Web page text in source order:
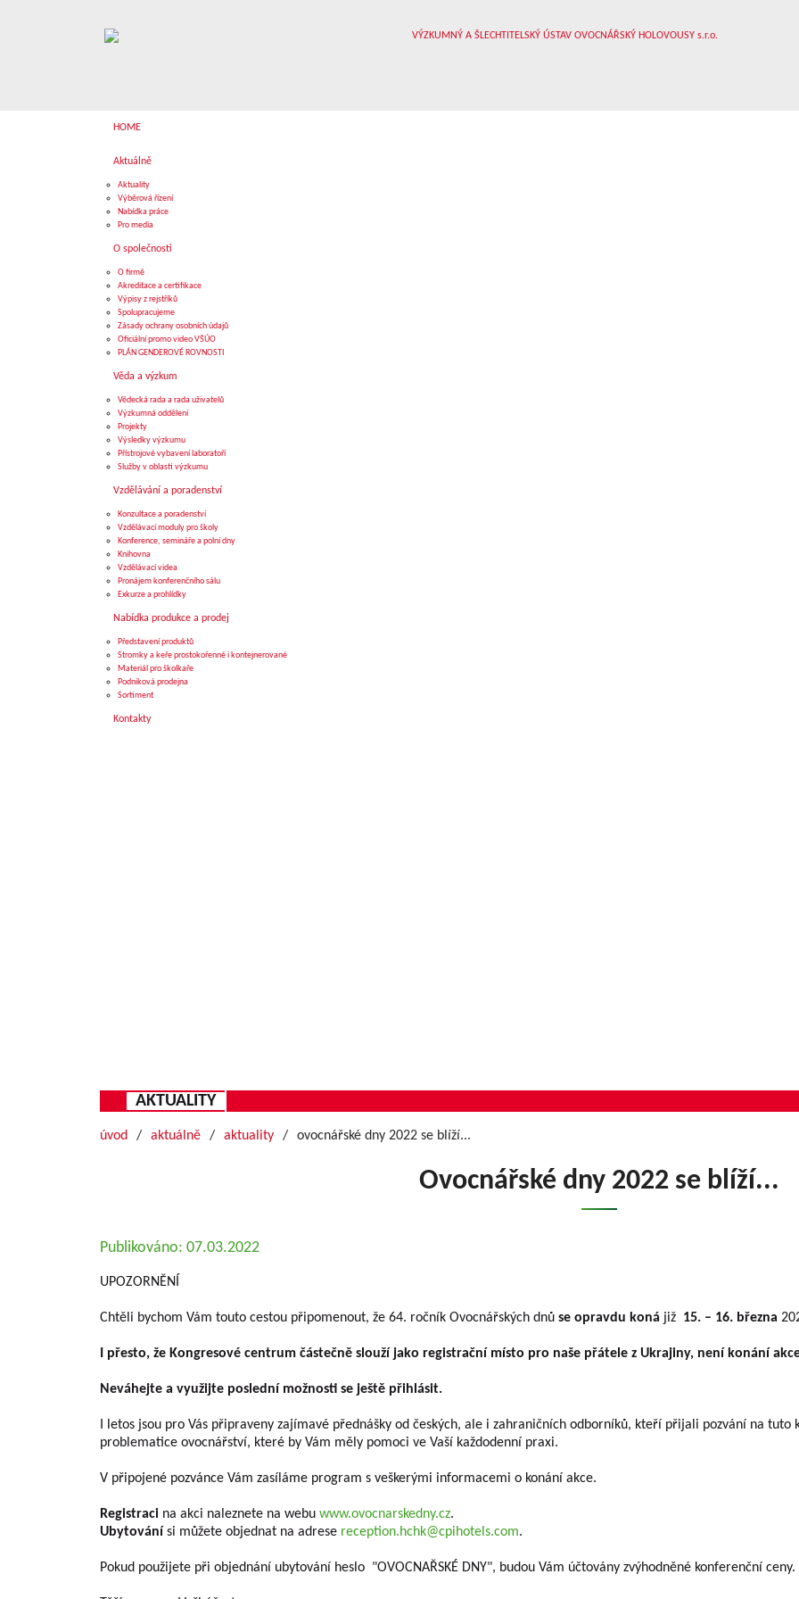
HOME
Aktuálně
Aktuality
Výběrová řízení
Nabídka práce
Pro media
O společnosti
O firmě
Akreditace a certifikace
Výpisy z rejstříků
Spolupracujeme
Zásady ochrany osobních údajů
Oficiální promo video VŠÚO
PLÁN GENDEROVÉ ROVNOSTI
Věda a výzkum
Vědecká rada a rada uživatelů
Výzkumná oddělení
Projekty
Výsledky výzkumu
Přístrojové vybavení laboratoří
Služby v oblasti výzkumu
Vzdělávání a poradenství
Konzultace a poradenství
Vzdělávací moduly pro školy
Konference, semináře a polní dny
Knihovna
Vzdělávací videa
Pronájem konferenčního sálu
Exkurze a prohlídky
Nabídka produkce a prodej
Představení produktů
Stromky a keře prostokořenné i kontejnerované
Materiál pro školkaře
Podniková prodejna
Sortiment
Kontakty
AKTUALITY
úvod aktuálně aktuality ovocnářské dny 2022 se blíží...
Ovocnářské dny 2022 se blíží...
Publikováno: 07.03.2022
UPOZORNĚNÍ
Chtěli bychom Vám touto cestou připomenout, že 64. ročník Ovocnářských dnů se opravdu koná již 15. – 16. března
I přesto, že Kongresové centrum částečně slouží jako registrační místo pro naše přátele z Ukrajiny, není konání
Neváhejte a využijte poslední možnosti se ještě přihlásit.
I letos jsou pro Vás připraveny zajímavé přednášky od českých, ale i zahraničních odborníků, kteří přijali pozvání na tuto
problematice ovocnářství, které by Vám měly pomoci ve Vaší každodenní praxi.
V připojené pozvánce Vám zasíláme program s veškerými informacemi o konání akce.
Registraci na akci naleznete na webu www.ovocnarskedny.cz.
Ubytování si můžete objednat na adrese reception.hchk@cpihotels.com.
Pokud použijete při objednání ubytování heslo "OVOCNAŘSKÉ DNY", budou Vám účtovány zvýhodněné konferenční ceny.